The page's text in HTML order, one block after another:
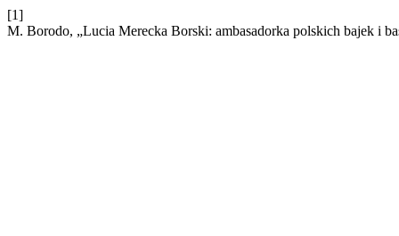
[1]
M. Borodo, „Lucia Merecka Borski: ambasadorka polskich bajek i